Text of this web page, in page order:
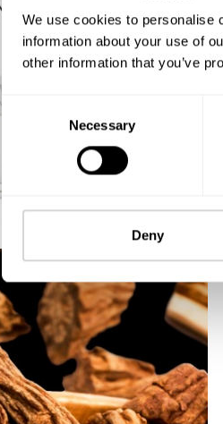
We use cookies to personalise
information about your use of
other information that you’ve
Consent
Necessary
Deny